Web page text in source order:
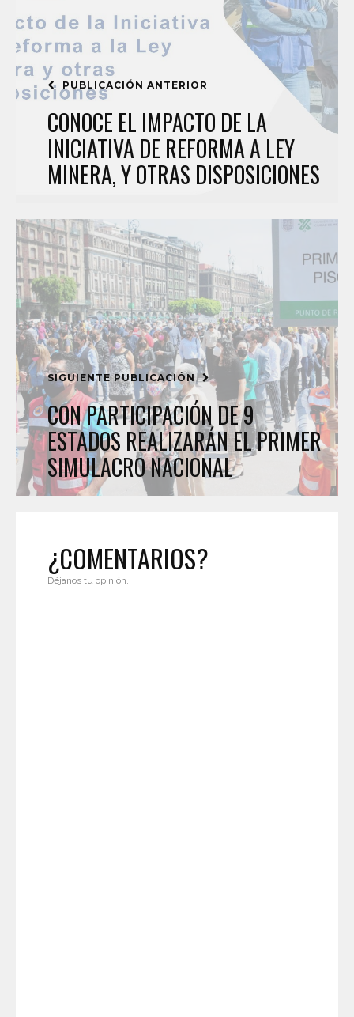
PUBLICACIÓN ANTERIOR
CONOCE EL IMPACTO DE LA
INICIATIVA DE REFORMA A LEY
MINERA, Y OTRAS DISPOSICIONES
SIGUIENTE PUBLICACIÓN
CON PARTICIPACIÓN DE 9
ESTADOS REALIZARÁN EL PRIMER
SIMULACRO NACIONAL
¿COMENTARIOS?
Déjanos tu opinión.